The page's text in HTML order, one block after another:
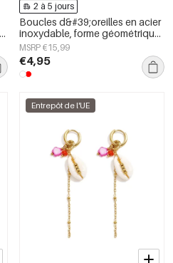
2 à 5 jours
Boucles d&#39;oreilles en acier
inoxydable, forme géométrique,
collection simple pour le
quotidien, bijoux pour femmes
MSRP €15,99
€4,95
Entrepôt de l'UE